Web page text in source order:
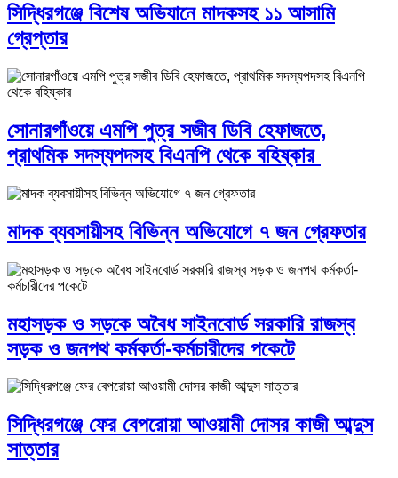
সিদ্ধিরগঞ্জে বিশেষ অভিযানে মাদকসহ ১১ আসামি
গ্রেপ্তার
সোনারগাঁওয়ে এমপি পুত্র সজীব ডিবি হেফাজতে,
প্রাথমিক সদস্যপদসহ বিএনপি থেকে বহিষ্কার
মাদক ব্যবসায়ীসহ বিভিন্ন অভিযোগে ৭ জন গ্রেফতার
মহাসড়ক ও সড়কে অবৈধ সাইনবোর্ড সরকারি রাজস্ব
সড়ক ও জনপথ কর্মকর্তা-কর্মচারীদের পকেটে
সিদ্ধিরগঞ্জে ফের বেপরোয়া আওয়ামী দোসর কাজী আব্দুস
সাত্তার